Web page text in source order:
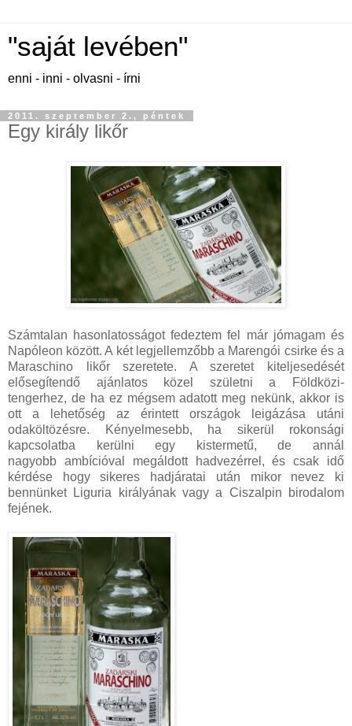
"saját levében"
enni - inni - olvasni - írni
2011. szeptember 2., péntek
Egy király likőr
Számtalan hasonlatosságot fedeztem fel már jómagam és
Napóleon között. A két legjellemzőbb a Marengói csirke és a
Maraschino likőr szeretete. A szeretet kiteljesedését
elősegítendő ajánlatos közel születni a Földközi-
tengerhez, de ha ez mégsem adatott meg nekünk, akkor is
ott a lehetőség az érintett országok leigázása utáni
odaköltözésre. Kényelmesebb, ha sikerül rokonsági
kapcsolatba kerülni egy kistermetű, de annál
nagyobb ambícióval megáldott hadvezérrel, és csak idő
kérdése hogy sikeres hadjáratai után mikor nevez ki
bennünket Liguria királyának vagy a Ciszalpin birodalom
fejének.